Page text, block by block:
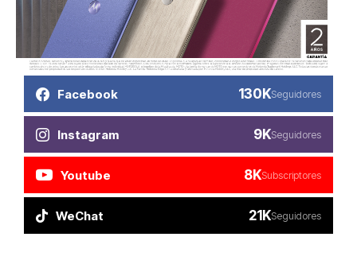
Facebook 130KSeguidores
Instagram 9KSeguidores
Youtube 8KSubscriptores
WeChat 21KSeguidores